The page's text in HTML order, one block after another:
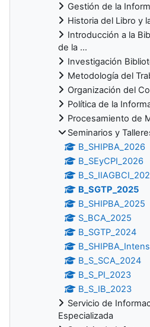
Gestión de la
Historia del Libro y
Introducción a la
de la ...
Investigación
Metodología del
Organización del
Política de la
Procesamiento de
Seminarios y
B_SHIPBA_2026
B_SEyCPI_2026
B_SGTP_2025
B_SHIPBA_2025
S_BCA_2025
B_SGTP_2024
B_S_SCA_2024
B_S_PI_2023
B_S_IB_2023
Servicio de
Especializada